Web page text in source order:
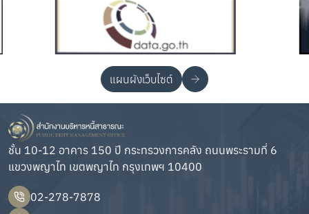
แผนผังเว็บไซต์
ชั้น 10-12 อาคาร 150 ปี กระทรวงการคลัง ถนนพระรามที่ 6
แขวงพญาไท เขตพญาไท กรุงเทพฯ 10400
02-278-7878